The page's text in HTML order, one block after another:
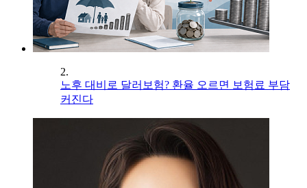
2.
노후 대비로 달러보험? 환율 오르면 보험료 부담
커진다